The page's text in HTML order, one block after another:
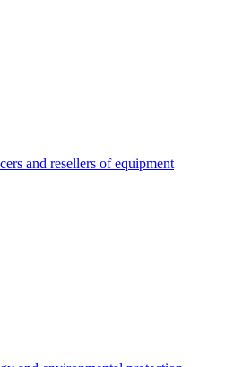
and resellers of equipment